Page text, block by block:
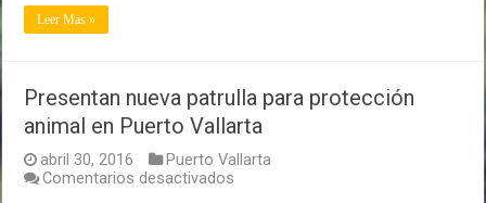
Animal
Leer Mas »
Presentan nueva patrulla para protección
animal en Puerto Vallarta
abril 30, 2016
Puerto Vallarta
Comentarios desactivados